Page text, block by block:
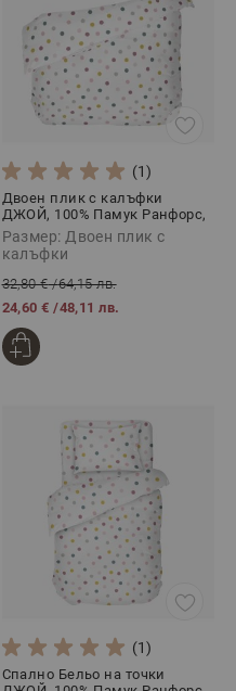
(1)
Двоен плик с калъфки
ДЖОЙ, 100% Памук Ранфорс,
3 части
Размер: Двоен плик с
калъфки
32,80 €/64,15 лв.
24,60 € /48,11 лв.
(1)
Спално Бельо на точки